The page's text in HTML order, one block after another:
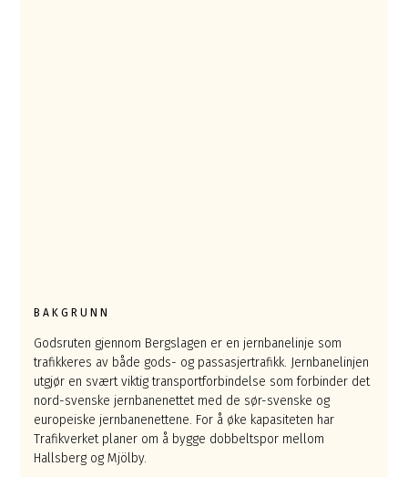
BAKGRUNN
Godsruten gjennom Bergslagen er en jernbanelinje som
trafikkeres av både gods- og passasjertrafikk. Jernbanelinjen
utgjør en svært viktig transportforbindelse som forbinder det
nord-svenske jernbanenettet med de sør-svenske og
europeiske jernbanenettene. For å øke kapasiteten har
Trafikverket planer om å bygge dobbeltspor mellom
Hallsberg og Mjölby.